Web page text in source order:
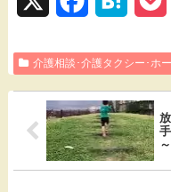
c
e
b
o
t
e
n
a
介護相談･介護タクシー･ホ